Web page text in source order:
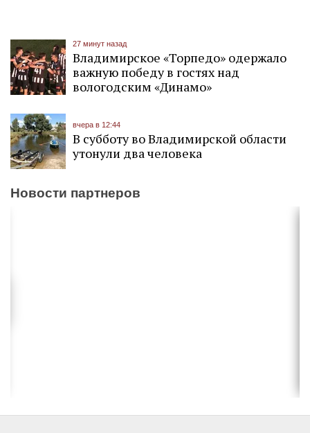
27 минут назад
Владимирское «Торпедо» одержало
важную победу в гостях над
вологодским «Динамо»
вчера в 12:44
В субботу во Владимирской области
утонули два человека
Новости партнеров